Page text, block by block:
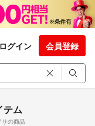
ログイン 会員登録
テム
サの商品